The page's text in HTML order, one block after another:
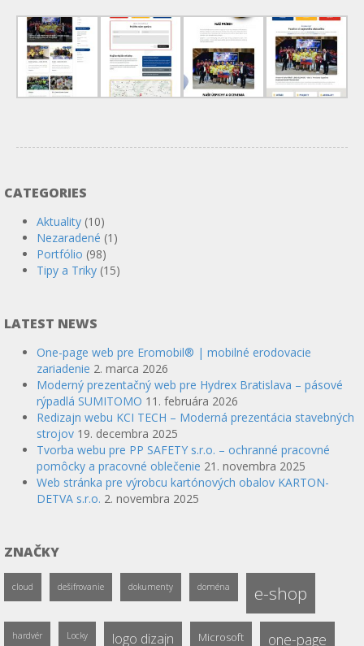
CATEGORIES
Aktuality (10)
Nezaradené (1)
Portfólio (98)
Tipy a Triky (15)
LATEST NEWS
One-page web pre Eromobil® | mobilné erodovacie
zariadenie 2. marca 2026
Moderný prezentačný web pre Hydrex Bratislava – pásové
rýpadlá SUMITOMO 11. februára 2026
Redizajn webu KCI TECH – Moderná prezentácia stavebných
strojov 19. decembra 2025
Tvorba webu pre PP SAFETY s.r.o. – ochranné pracovné
pomôcky a pracovné oblečenie 21. novembra 2025
Web stránka pre výrobcu kartónových obalov KARTON-
DETVA s.r.o. 2. novembra 2025
ZNAČKY
cloud dešifrovanie dokumenty doména e-shop
hardvér Locky logo dizajn Microsoft one-page